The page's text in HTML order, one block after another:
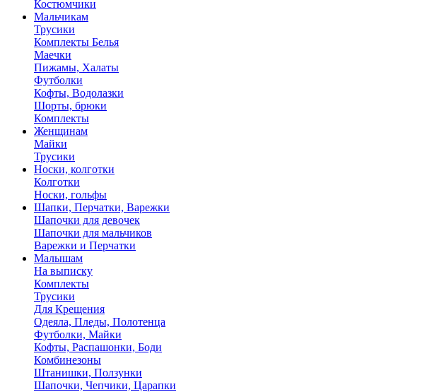
Костюмчики
Мальчикам
Трусики
Комплекты Белья
Маечки
Пижамы, Халаты
Футболки
Кофты, Водолазки
Шорты, брюки
Комплекты
Женщинам
Майки
Трусики
Носки, колготки
Колготки
Носки, гольфы
Шапки, Перчатки, Варежки
Шапочки для девочек
Шапочки для мальчиков
Варежки и Перчатки
Малышам
На выписку
Комплекты
Трусики
Для Крещения
Одеяла, Пледы, Полотенца
Футболки, Майки
Кофты, Распашонки, Боди
Комбинезоны
Штанишки, Ползунки
Шапочки, Чепчики, Царапки